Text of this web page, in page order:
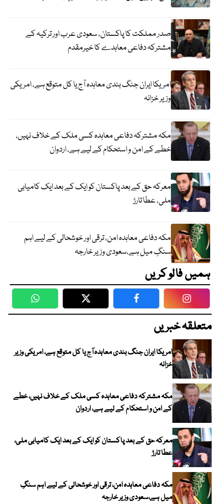
صدر مملکت کا پاکستان، سعودی عرب اور ترکیہ کے
مشترکہ دفاعی معاہدے کا خیرمقدم
امریکا ایران جنگ بندی معاہدہ آج یا کل متوقع ہے، امریکی
وزیر خزانہ
مکہ مشترکہ دفاعی معاہدہ کسی ملک کے خلاف نہیں،
خطے کے امن و استحکام کے لیے ہے، اردوان
معرکہ حق کے بعد پاکستان کو ایک کے بعد ایک کامیابی
ملی، عطا تارڑ
مکہ دفاعی معاہدہ امن، ترقی اور خوشحالی کے لیے اہم
سنگِ میل ہے،سعودی وزیر خارجہ
ہمیں فالو کریں
WhatsApp Twitter Facebook
متعلقہ خبریں
امریکا ایران جنگ بندی معاہدہ آج یا کل متوقع ہے، امریکی وزیر
خزانہ
مکہ مشترکہ دفاعی معاہدہ کسی ملک کے خلاف نہیں، خطے
کے امن و استحکام کے لیے ہے، اردوان
معرکہ حق کے بعد پاکستان کو ایک کے بعد ایک کامیابی ملی،
عطا تارڑ
مکہ دفاعی معاہدہ امن، ترقی اور خوشحالی کے لیے اہم سنگِ
میل ہے،سعودی وزیر خارجہ